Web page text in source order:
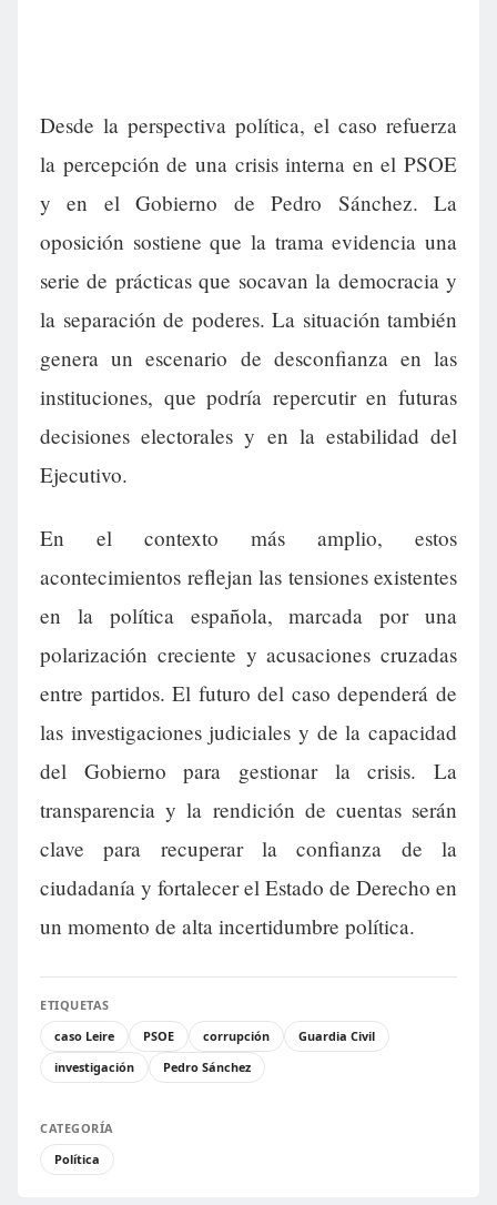
Desde la perspectiva política, el caso refuerza
la percepción de una crisis interna en el PSOE
y en el Gobierno de Pedro Sánchez. La
oposición sostiene que la trama evidencia una
serie de prácticas que socavan la democracia y
la separación de poderes. La situación también
genera un escenario de desconfianza en las
instituciones, que podría repercutir en futuras
decisiones electorales y en la estabilidad del
Ejecutivo.
En el contexto más amplio, estos
acontecimientos reflejan las tensiones existentes
en la política española, marcada por una
polarización creciente y acusaciones cruzadas
entre partidos. El futuro del caso dependerá de
las investigaciones judiciales y de la capacidad
del Gobierno para gestionar la crisis. La
transparencia y la rendición de cuentas serán
clave para recuperar la confianza de la
ciudadanía y fortalecer el Estado de Derecho en
un momento de alta incertidumbre política.
ETIQUETAS
caso Leire
PSOE corrupción
Guardia Civil
investigación
Pedro Sánchez
CATEGORÍA
Política